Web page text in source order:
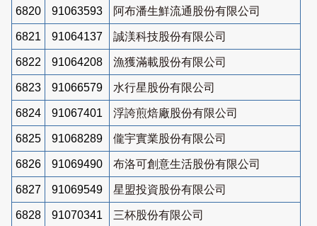
6820 91063593 阿布潘生鮮流通股份有限公司
6821 91064137 誠渼科技股份有限公司
6822 91064208 漁獲滿載股份有限公司
6823 91066579 水行星股份有限公司
6824 91067401 浮誇煎焙廠股份有限公司
6825 91068289 儱宇實業股份有限公司
6826 91069490 布洛可創意生活股份有限公司
6827 91069549 星盟投資股份有限公司
6828 91070341 三杯股份有限公司